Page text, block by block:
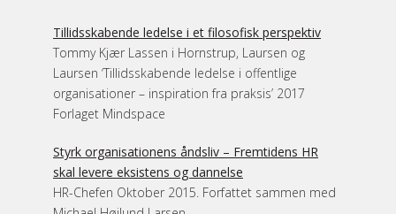
Tillidsskabende ledelse i et filosofisk perspektiv
Tommy Kjær Lassen i Hornstrup, Laursen og
Laursen ‘Tillidsskabende ledelse i offentlige
organisationer – inspiration fra praksis’ 2017
Forlaget Mindspace
Styrk organisationens åndsliv – Fremtidens HR
skal levere eksistens og dannelse
HR-Chefen Oktober 2015. Forfattet sammen med